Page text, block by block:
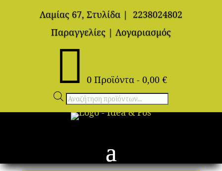
Λαμίας 67, Στυλίδα |
2238024802
Παραγγελίες | Λογαριασμός
 0 Προϊόντα - 0,00 €
Αναζήτηση
προϊόντων